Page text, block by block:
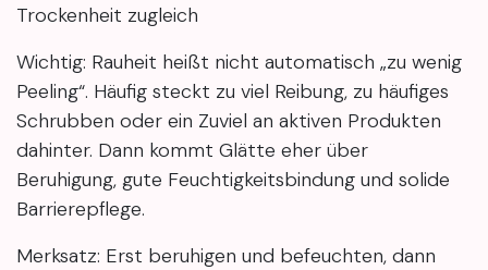
Trockenheit zugleich
Wichtig: Rauheit heißt nicht automatisch „zu wenig
Peeling“. Häufig steckt zu viel Reibung, zu häufiges
Schrubben oder ein Zuviel an aktiven Produkten
dahinter. Dann kommt Glätte eher über
Beruhigung, gute Feuchtigkeitsbindung und solide
Barrierepflege.
Merksatz: Erst beruhigen und befeuchten, dann